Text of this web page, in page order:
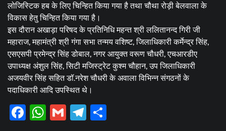
लोजिस्टिक हब के लिए चिन्हित किया गया है तथा चौथा रोड़ी बेलवाला के
विकास हेतु चिन्हित किया गया है।
इस दौरान अखाड़ा परिषद के प्रतिनिधि महन्त श्री ललितानन्द गिरी जी
महाराज, महामंत्री श्री गंगा सभा तन्मय वशिष्ट, जिलाधिकारी कर्मेन्द्र सिंह,
एसएसपी प्रमेन्द्र सिंह डोबाल, नगर आयुक्त वरूण चौधरी, एचआरडीए
उपाध्यक्ष अंशुल सिंह, सिटी मजिस्ट्रेट कुश्म चौहान, उप जिलाधिकारी
अजयवीर सिंह सहित डॉ.नरेश चौधरी के अवाला विभिन्न संगठनों के
पदाधिकारी आदि उपस्थित थे।
Facebook
WhatsApp
GmailTelegram